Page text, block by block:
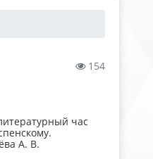
154
час
А. В.